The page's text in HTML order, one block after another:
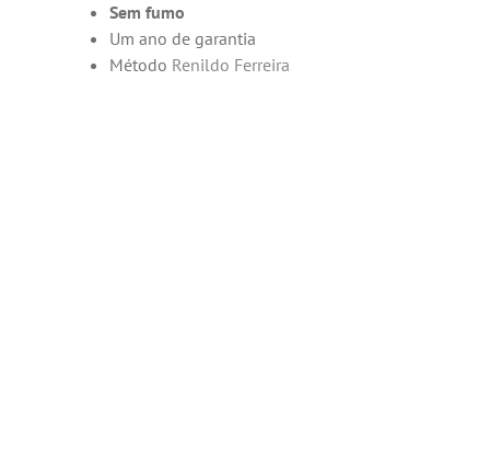
Sem fumo
Um ano de garantia
Método Renildo Ferreira